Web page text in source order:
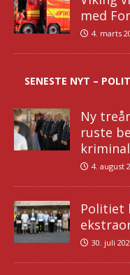
med
4. marts
SENESTE NYT –
Ny
ruste
4. august
Politiet
30. juli